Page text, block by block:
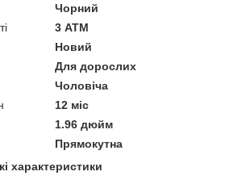
Чорний
3 АТМ
Новий
Для дорослих
Чоловіча
12 міс
1.96 дюйм
Прямокутна
характеристики